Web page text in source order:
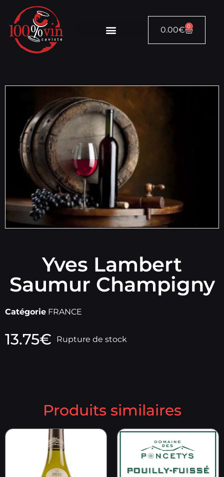
0.00€ 0
Yves Lambert
Saumur Champigny
Catégorie FRANCE
13.75€ Rupture de stock
Produits similaires